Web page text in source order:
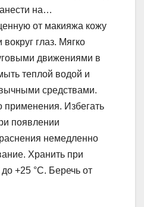
на…
от макияжа кожу
вокруг глаз. Мягко
движениями в
теплой водой и
средствами.
применения. Избегать
появлении
немедленно
Хранить при
+25 °С. Беречь от